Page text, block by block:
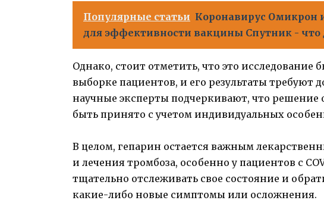
Популярные статьи Коронавирус Омикрон
для эффективности вакцины Спутник - что
Однако, стоит отметить, что это исследование
выборке пациентов, и его результаты требуют
научные эксперты подчеркивают, что решение
быть принято с учетом индивидуальных
В целом, гепарин остается важным
и лечения тромбоза, особенно у пациентов с
тщательно отслеживать свое состояние и
какие-либо новые симптомы или осложнения.